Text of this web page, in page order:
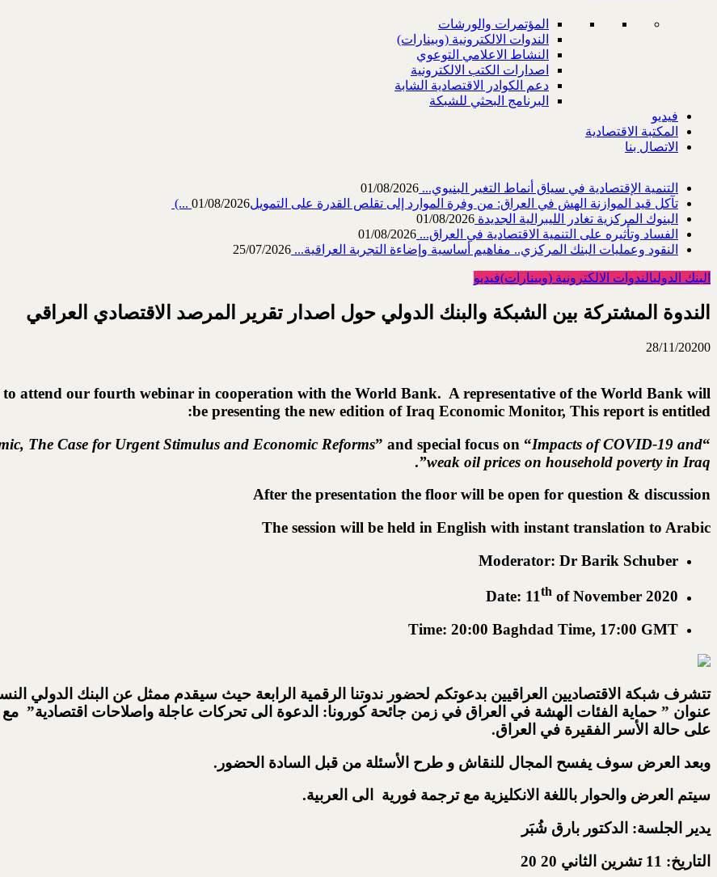
المؤتمرات والورشات
الندوات الالكترونية (وبينارات)
النشاط الاعلامي التوعوي
اصدارات الكتب الالكترونية
دعم الكوادر الاقتصادية الشابة
البرنامج البحثي للشبكة
فيديو
المكتبة الاقتصادية
الاتصال بنا
التنمية الإقتصادية في سياق أنماط التغير البنيوي... 01/08/2026
تآكل قيد الموازنة الهش في العراق: من وفرة الموارد إلى تقلص القدرة على التمويل‎ (...01/08/2026
البنوك المركزية تغادر الليبرالية الجديدة 01/08/2026
الفساد وتأثيره على التنمية الاقتصادية في العراق... 01/08/2026
النقود وعمليات البنك المركزي.. مفاهيم أساسية وإضاءة التجربة العراقية... 25/07/2026
البنك الدوليالندوات الالكترونية (وبينارات)فيديو
الندوة المشتركة بين الشبكة والبنك الدولي حول اصدار تقرير المرصد الاقتصادي العراقي
28/11/20200
attend our fourth webinar in cooperation with the World Bank. A representative of the World Bank will
be presenting the new edition of Iraq Economic Monitor, This report is entitled:
“
The Case for Urgent Stimulus and Economic Reforms” and special focus on “Impacts of COVID-19 and
weak oil prices on household poverty in Iraq
”
.
After the presentation the floor will be open for question & discussion
The session will be held in English with instant translation to Arabic
Moderator: Dr Barik Schuber
Date: 11th of November 2020
Time: 20:00 Baghdad Time, 17:00 GMT
تتشرف شبكة الاقتصاديين العراقيين بدعوتكم لحضور ندوتنا الرقمية الرابعة حيث سيقدم ممثل عن البنك الدولي
عنوان ” حماية الفئات الهشة في العراق في زمن جائحة كورونا: الدعوة الى تحركات عاجلة واصلاحات اقتصادية” مع
على حالة الأسر الفقيرة في العراق.
وبعد العرض سوف يفسح المجال للنقاش و طرح الأسئلة من قبل السادة الحضور.
سيتم العرض والحوار باللغة الانكليزية مع ترجمة فورية الى العربية.
يدير الجلسة: الدكتور بارق شُبَر
التاريخ: 11 تشرين الثاني 20 20